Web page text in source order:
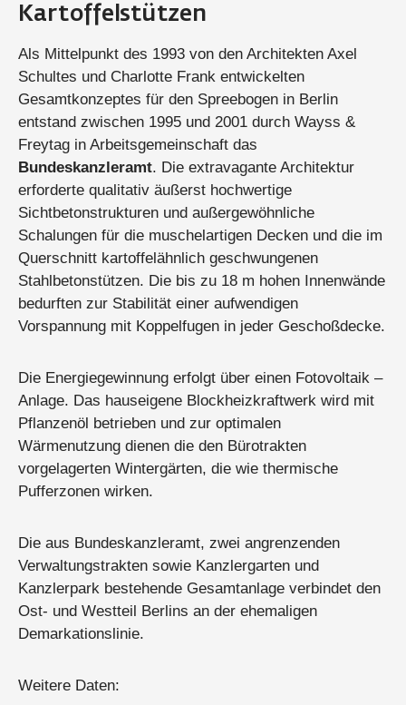
Kartoffelstützen
Als Mittelpunkt des 1993 von den Architekten Axel
Schultes und Charlotte Frank entwickelten
Gesamtkonzeptes für den Spreebogen in Berlin
entstand zwischen 1995 und 2001 durch Wayss &
Freytag in Arbeitsgemeinschaft das
Bundeskanzleramt. Die extravagante Architektur
erforderte qualitativ äußerst hochwertige
Sichtbetonstrukturen und außergewöhnliche
Schalungen für die muschelartigen Decken und die im
Querschnitt kartoffelähnlich geschwungenen
Stahlbetonstützen. Die bis zu 18 m hohen Innenwände
bedurften zur Stabilität einer aufwendigen
Vorspannung mit Koppelfugen in jeder Geschoßdecke.
Die Energiegewinnung erfolgt über einen Fotovoltaik –
Anlage. Das hauseigene Blockheizkraftwerk wird mit
Pflanzenöl betrieben und zur optimalen
Wärmenutzung dienen die den Bürotrakten
vorgelagerten Wintergärten, die wie thermische
Pufferzonen wirken.
Die aus Bundeskanzleramt, zwei angrenzenden
Verwaltungstrakten sowie Kanzlergarten und
Kanzlerpark bestehende Gesamtanlage verbindet den
Ost- und Westteil Berlins an der ehemaligen
Demarkationslinie.
Weitere Daten: